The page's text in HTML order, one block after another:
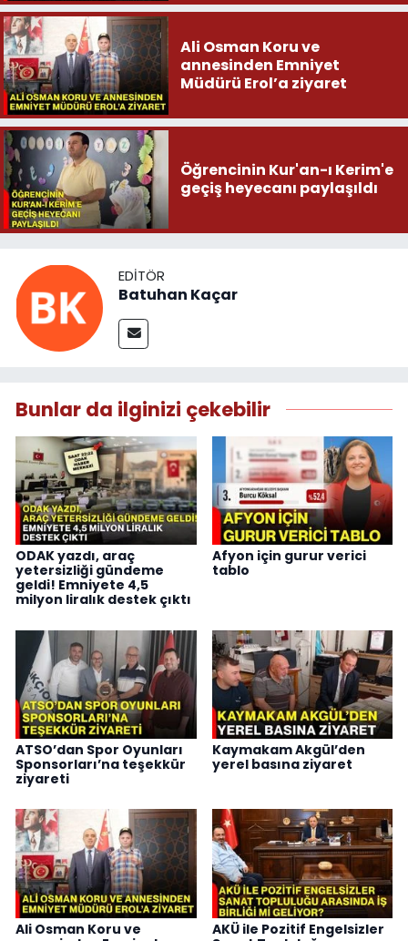
Ali Osman Koru ve
annesinden Emniyet
Müdürü Erol’a ziyaret
Öğrencinin Kur'an-ı Kerim'e
geçiş heyecanı paylaşıldı
EDITÖR
Batuhan Kaçar
Bunlar da ilginizi çekebilir
ODAK yazdı, araç
yetersizliği gündeme
geldi! Emniyete 4,5
milyon liralık destek çıktı
Afyon için gurur verici
tablo
ATSO’dan Spor Oyunları
Sponsorları’na teşekkür
ziyareti
Kaymakam Akgül’den
yerel basına ziyaret
Ali Osman Koru ve
AKÜ ile Pozitif Engelsizler